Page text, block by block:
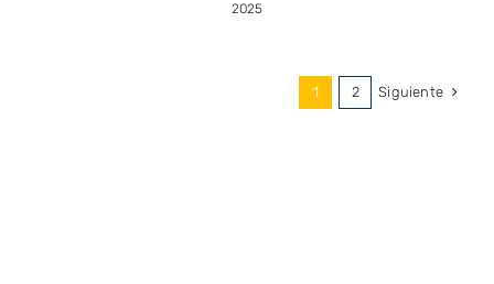
2025
1 2 Siguiente